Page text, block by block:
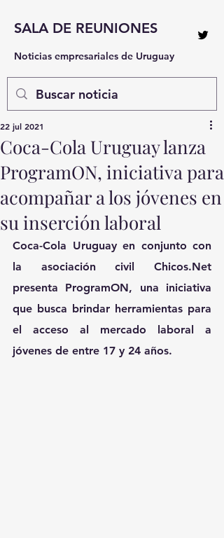
SALA DE REUNIONES
Noticias empresariales de Uruguay
Coca-Cola Uruguay lanza
ProgramON, iniciativa para
acompañar a los jóvenes en
su inserción laboral
22 jul 2021
Coca-Cola Uruguay en conjunto con
la asociación civil Chicos.Net
presenta ProgramON, una iniciativa
que busca brindar herramientas para
el acceso al mercado laboral a
jóvenes de entre 17 y 24 años.